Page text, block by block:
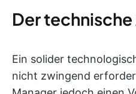
Der
Ein solider
nicht zwingend